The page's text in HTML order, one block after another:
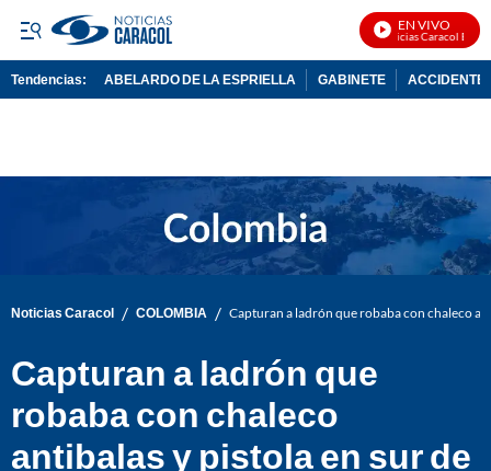
EN VIVO
Noticias Caracol En
Tendencias: ABELARDO DE LA ESPRIELLA GABINETE ACCIDENTE
Noticias Caracol / COLOMBIA / Capturan a ladrón que robaba con chaleco
Capturan a ladrón que
robaba con chaleco
antibalas y pistola en sur de